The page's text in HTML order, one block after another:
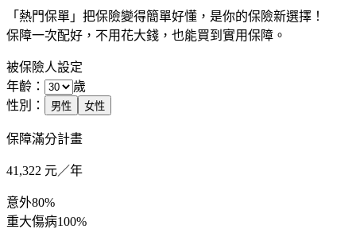
「熱門保單」把保險變得簡單好懂，是你的保險新選擇！
保障一次配好，不用花大錢，也能買到實用保障。
被保險人設定
年齡：
歲
性別：
男性 女性
保障滿分計畫
41,322 元／年
意外80%
重大傷病100%